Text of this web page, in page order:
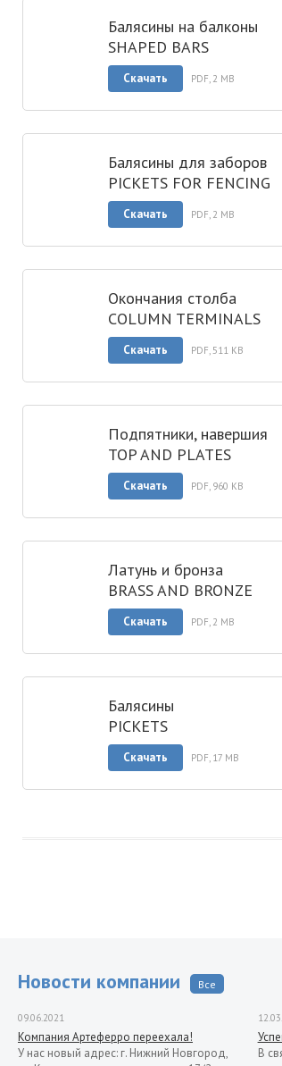
Балясины на балконы
SHAPED BARS
Скачать PDF, 2 MB
Балясины для заборов
PICKETS FOR FENCING
Скачать PDF, 2 MB
Окончания столба
COLUMN TERMINALS
Скачать PDF, 511 KB
Подпятники, навершия
TOP AND PLATES
Скачать PDF, 960 KB
Латунь и бронза
BRASS AND BRONZE
Скачать PDF, 2 MB
Балясины
PICKETS
Скачать PDF, 17 MB
Новости компании Все
09.06.2021
Компания Артеферро переехала!
У нас новый адрес: г. Нижний Новгород,
В